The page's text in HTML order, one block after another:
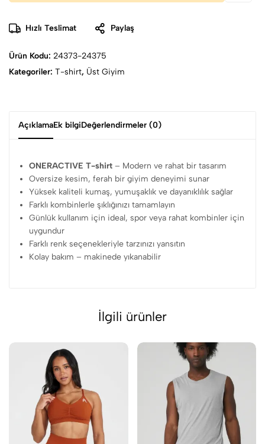
Hızlı Teslimat Paylaş
Ürün Kodu: 24373-24375
Kategoriler: T-shirt, Üst Giyim
AçıklamaEk bilgiDeğerlendirmeler (0)
ONERACTIVE T-shirt – Modern ve rahat bir tasarım
Oversize kesim, ferah bir giyim deneyimi sunar
Yüksek kaliteli kumaş, yumuşaklık ve dayanıklılık sağlar
Farklı kombinlerle şıklığınızı tamamlayın
Günlük kullanım için ideal, spor veya rahat kombinler için
uygundur
Farklı renk seçenekleriyle tarzınızı yansıtın
Kolay bakım – makinede yıkanabilir
İlgili ürünler